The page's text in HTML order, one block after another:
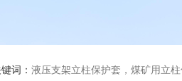
词： 液压支架立柱保护套，煤矿用立